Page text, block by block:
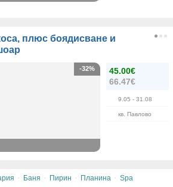
плюс боядисване и
45.00€
66.47€
9.05 - 31.08
кв. Павлово
-32%
· Баня · Пирин · Планина · Spa